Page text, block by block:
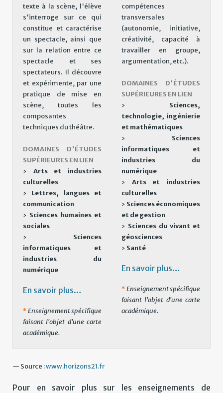
texte à la scène, l'élève
s'interroge sur ce qui
constitue et caractérise
un spectacle, ainsi que
sur la relation entre ce
spectacle et ses
spectateurs. Il découvre
et expérimente, par une
pratique de mise en
scène, toutes les
composantes
techniques du théâtre.
DOMAINES D'ÉTUDES
SUPÉRIEURES EN LIEN
› Arts et industries
culturelles
› Lettres, langues et
communication
› Sciences humaines et
sociales
› Sciences
informatiques et
industries du
numérique
En savoir plus…
*Enseignement spécifique
faisant l'objet d'une carte
académique.
compétences
transversales
(autonomie, initiative,
créativité, capacité à
travailler en groupe,
argumentation, etc.).
DOMAINES D'ÉTUDES
SUPÉRIEURES EN LIEN
› Sciences,
technologie, ingénierie
et mathématiques
› Sciences
informatiques et
industries du
numérique
› Arts et industries
culturelles
› Sciences économiques
et de gestion
› Sciences du vivant et
géosciences
› Santé
En savoir plus…
*Enseignement spécifique
faisant l'objet d'une carte
académique.
— Source :www.horizons21.fr
Pour en savoir plus sur les enseignements de